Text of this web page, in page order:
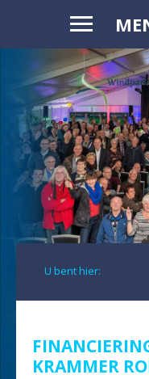
WAAR
LAND,
EN LAND
OVERGAAT
IN WATER,
RUIMTE.
U bent hier:
KRAMMER